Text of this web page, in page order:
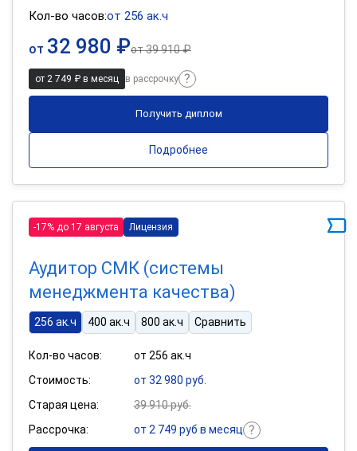
Кол-во часов:от 256 ак.ч
от 32 980 ₽от39 910 ₽
от 2 749 ₽ в месяц в рассрочку
Получить диплом
Подробнее
-17% до 17 августа Лицензия
Аудитор СМК (системы
менеджмента качества)
256 ак.ч 400 ак.ч 800 ак.ч Сравнить
Кол-во часов:
от 256 ак.ч
Стоимость:
от 32 980 руб.
Старая цена:
39 910 руб.
Рассрочка:
от 2 749 руб в месяц